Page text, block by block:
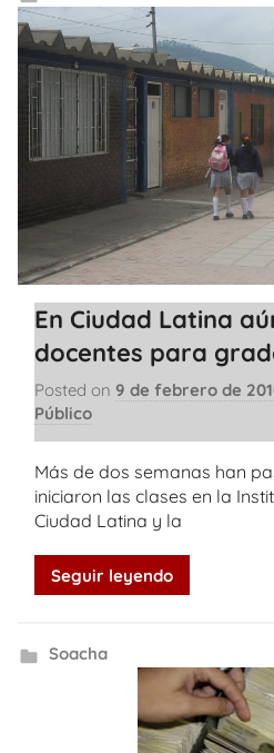
En Ciudad Latina
docentes para
Posted on 9 de febrero de
Público
Más de dos semanas han
iniciaron las clases en la
Ciudad Latina y la
Seguir leyendo
Soacha